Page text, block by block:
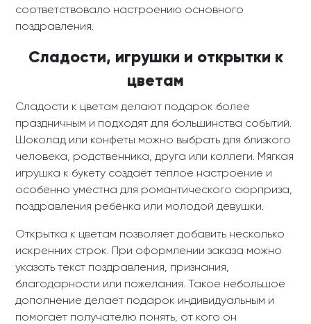
соответствовало настроению основного
поздравления.
Сладости, игрушки и открытки к
цветам
Сладости к цветам делают подарок более
праздничным и подходят для большинства событий.
Шоколад или конфеты можно выбрать для близкого
человека, родственника, друга или коллеги. Мягкая
игрушка к букету создаёт тёплое настроение и
особенно уместна для романтического сюрприза,
поздравления ребёнка или молодой девушки.
Открытка к цветам позволяет добавить несколько
искренних строк. При оформлении заказа можно
указать текст поздравления, признания,
благодарности или пожелания. Такое небольшое
дополнение делает подарок индивидуальным и
помогает получателю понять, от кого он